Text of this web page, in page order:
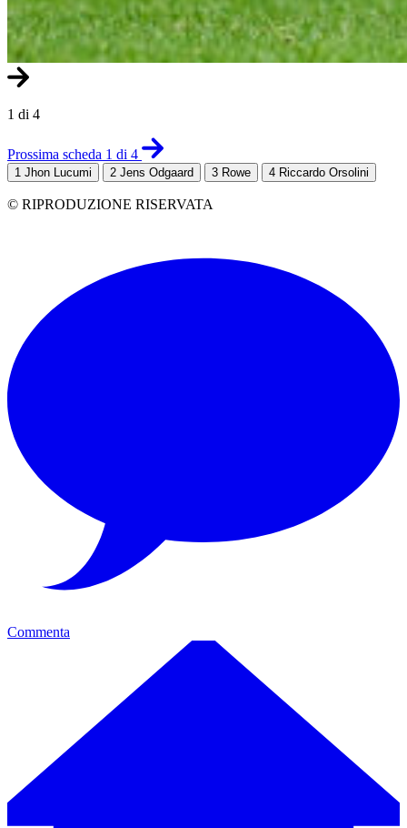
1 di 4
Prossima scheda 1 di 4
1 Jhon Lucumi 2 Jens Odgaard 3 Rowe 4 Riccardo Orsolini
© RIPRODUZIONE RISERVATA
Commenta